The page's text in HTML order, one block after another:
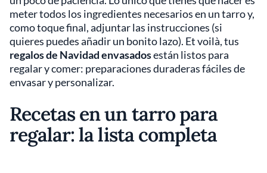
meter todos los ingredientes necesarios en un tarro y,
como toque final, adjuntar las instrucciones (si
quieres puedes añadir un bonito lazo). Et voilà, tus
regalos de Navidad envasadosestán listos para
regalar y comer: preparaciones duraderas fáciles de
envasar y personalizar.
Recetas en un tarro para
regalar: la lista completa